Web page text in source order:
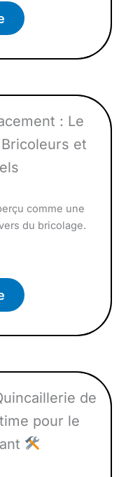
: Le
et
comme une
du bricolage.
de
pour le